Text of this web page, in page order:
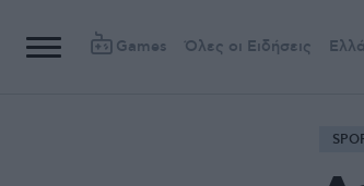
Games Όλες οι Ειδήσεις